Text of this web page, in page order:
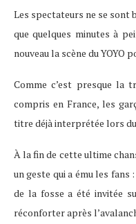
Les spectateurs ne se sont
que quelques minutes à
nouveau la scène du
Comme c’est presque la
compris en France, les
titre déjà interprétée lors
À la fin de cette ultime
un geste qui a ému les fans
de la fosse a été invitée
réconforter après